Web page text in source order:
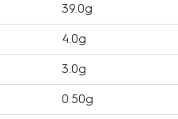
39.0g
4.0g
3.0g
0.50g